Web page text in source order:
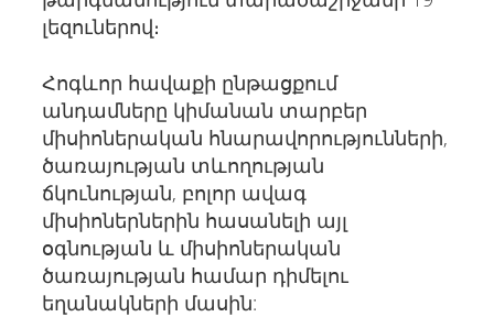
լեզուներով։
Հոգևոր հավաքի ընթացքում
անդամները կիմանան տարբեր
միսիոներական հնարավորությունների,
ծառայության տևողության
ճկունության, բոլոր ավագ
միսիոներներին հասանելի այլ
օգնության և միսիոներական
ծառայության համար դիմելու
եղանակների մասին: